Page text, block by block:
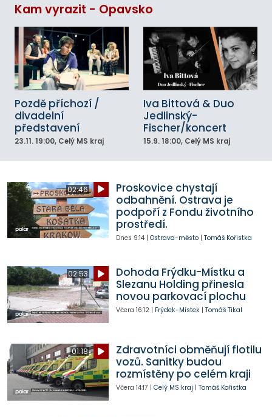
Kam vyrazit - Opavsko
Pozdě příchozí /
divadelní
představení
23.11. 19:00, Celý MS kraj
Iva Bittová & Duo
Jedlinský-
Fischer/koncert
15.9. 18:00, Celý MS kraj
02:46
Proskovice chystají
odbahnění. Ostrava je
podpoří z Fondu životního
prostředí.
Dnes 9:14| Ostrava-město| Tomáš Kořistka
02:53
Dohoda Frýdku-Místku a
Slezanu Holding přinesla
novou parkovací plochu
Včera 16:12| Frýdek-Místek| Tomáš Tikal
01:18
Zdravotníci obměňují flotilu
vozů. Sanitky budou
rozmístěny po celém kraji
Včera 14:17 | Celý MS kraj | Tomáš Kořistka